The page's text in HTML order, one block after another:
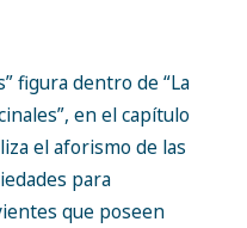
figura dentro de “La
en el capítulo
el aforismo de las
para
que poseen